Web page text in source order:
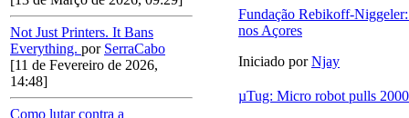
Not Just Printers. It Bans
Everything. por SerraCabo
[11 de Fevereiro de 2026,
14:48]
Como lutar contra a
Fundação Rebikoff-
nos Açores
Iniciado porNjay
µTug: Micro robot pulls